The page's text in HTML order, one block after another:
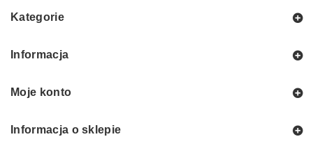
Kategorie
Informacja
Moje konto
Informacja o sklepie